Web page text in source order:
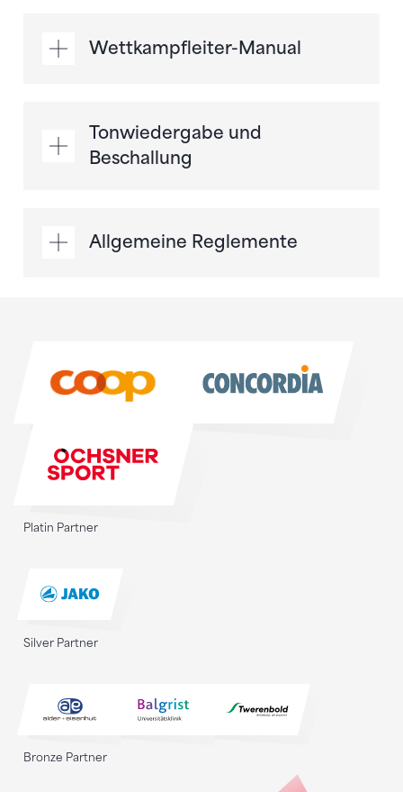
Wettkampfleiter-Manual
Tonwiedergabe und
Beschallung
Allgemeine Reglemente
Platin Partner
Silver Partner
Bronze Partner